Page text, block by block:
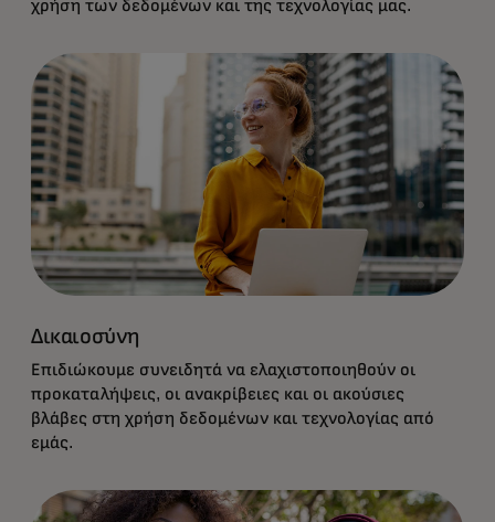
χρήση των δεδομένων και της τεχνολογίας μας.
Δικαιοσύνη
Επιδιώκουμε συνειδητά να ελαχιστοποιηθούν οι
προκαταλήψεις, οι ανακρίβειες και οι ακούσιες
βλάβες στη χρήση δεδομένων και τεχνολογίας από
εμάς.